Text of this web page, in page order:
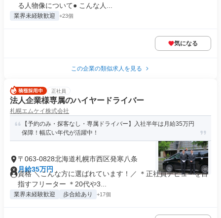
る人物像について● こんな人...
業界未経験歓迎 +23個
気になる
この企業の類似求人を見る
正社員
法人企業様専属のハイヤードライバー
札幌エムケイ株式会社
【予約のみ・探客なし・専属ドライバー】入社半年は月給35万円
保障！幅広い年代が活躍中！
〒063-0828北海道札幌市西区発寒八条
月給35万円
資格 ＼こんな方に選ばれています！／ ＊正社員デビューを目
指すフリーター ＊20代や3...
業界未経験歓迎 歩合給あり +17個